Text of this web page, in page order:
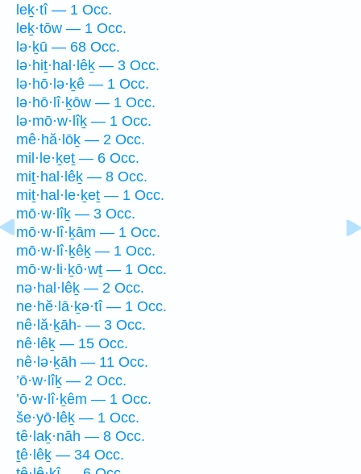
leḵ·tî — 1 Occ.
leḵ·tōw — 1 Occ.
lə·ḵū — 68 Occ.
lə·hiṯ·hal·lêḵ — 3 Occ.
lə·hō·lə·ḵê — 1 Occ.
lə·hō·lî·ḵōw — 1 Occ.
lə·mō·w·lîḵ — 1 Occ.
mê·hă·lōḵ — 2 Occ.
mil·le·ḵeṯ — 6 Occ.
miṯ·hal·lêḵ — 8 Occ.
miṯ·hal·le·ḵeṯ — 1 Occ.
mō·w·lîḵ — 3 Occ.
mō·w·lî·ḵām — 1 Occ.
mō·w·lî·ḵêḵ — 1 Occ.
mō·w·li·ḵō·wṯ — 1 Occ.
nə·hal·lêḵ — 2 Occ.
ne·hĕ·lā·ḵə·tî — 1 Occ.
nê·lă·ḵāh- — 3 Occ.
nê·lêḵ — 15 Occ.
nê·lə·ḵāh — 11 Occ.
’ō·w·lîḵ — 2 Occ.
’ō·w·lî·ḵêm — 1 Occ.
še·yō·lêḵ — 1 Occ.
tê·laḵ·nāh — 8 Occ.
ṯê·lêḵ — 34 Occ.